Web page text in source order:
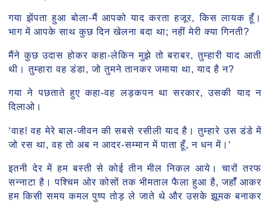
गया झेंपता हुआ बोला-मैं आपको याद करता हजूर, किस लायक हूँ।
भाग में आपके साथ कुछ दिन खेलना बदा था; नहीं मेरी क्या गिनती?
मैंने कुछ उदास होकर कहा-लेकिन मुझे तो बराबर, तुम्हारी याद आती
थी। तुम्हारा वह डंडा, जो तुमने तानकर जमाया था, याद है न?
गया ने पछताते हुए कहा-वह लड़कपन था सरकार, उसकी याद न
दिलाओ।
‘वाह! वह मेरे बाल-जीवन की सबसे रसीली याद है। तुम्हारे उस डंडे में
जो रस था, वह तो अब न आदर-सम्मान में पाता हूँ, न धन में।‘
इतनी देर में हम बस्ती से कोई तीन मील निकल आये। चारों तरफ
सन्नाटा है। पश्चिम ओर कोसों तक भीमताल फैला हुआ है, जहॉँ आकर
हम किसी समय कमल पुष्प तोड़ ले जाते थे और उसके झूमक बनाकर